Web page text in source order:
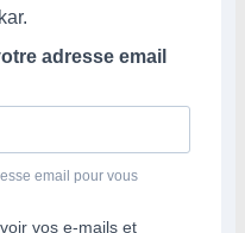
adresse email
email pour vous
vos e-mails et